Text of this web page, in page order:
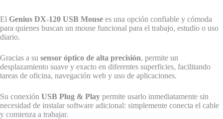
El Genius DX‑120 USB Mouse es una opción confiable y cómoda
para quienes buscan un mouse funcional para el trabajo, estudio o uso
diario.
Gracias a su sensor óptico de alta precisión, permite un
desplazamiento suave y exacto en diferentes superficies, facilitando
tareas de oficina, navegación web y uso de aplicaciones.
Su conexión USB Plug & Play permite usarlo inmediatamente sin
necesidad de instalar software adicional: simplemente conecta el cable
y comienza a trabajar.